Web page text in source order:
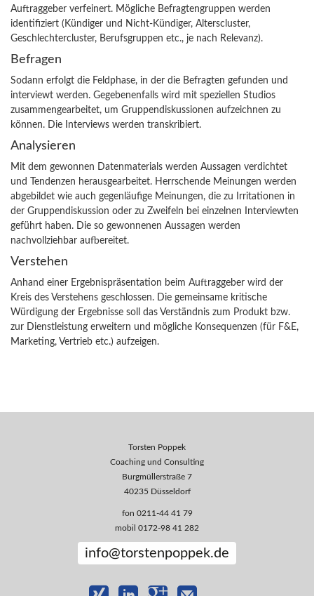
Auftraggeber verfeinert. Mögliche Befragtengruppen werden
identifiziert (Kündiger und Nicht-Kündiger, Alterscluster,
Geschlechtercluster, Berufsgruppen etc., je nach Relevanz).
Befragen
Sodann erfolgt die Feldphase, in der die Befragten gefunden und
interviewt werden. Gegebenenfalls wird mit speziellen Studios
zusammengearbeitet, um Gruppendiskussionen aufzeichnen zu
können. Die Interviews werden transkribiert.
Analysieren
Mit dem gewonnen Datenmaterials werden Aussagen verdichtet
und Tendenzen herausgearbeitet. Herrschende Meinungen werden
abgebildet wie auch gegenläufige Meinungen, die zu Irritationen in
der Gruppendiskussion oder zu Zweifeln bei einzelnen Interviewten
geführt haben. Die so gewonnenen Aussagen werden
nachvollziehbar aufbereitet.
Verstehen
Anhand einer Ergebnispräsentation beim Auftraggeber wird der
Kreis des Verstehens geschlossen. Die gemeinsame kritische
Würdigung der Ergebnisse soll das Verständnis zum Produkt bzw.
zur Dienstleistung erweitern und mögliche Konsequenzen (für F&E,
Marketing, Vertrieb etc.) aufzeigen.
Torsten Poppek
Coaching und Consulting
Burgmüllerstraße 7
40235 Düsseldorf
fon 0211-44 41 79
mobil 0172-98 41 282
info@torstenpoppek.de